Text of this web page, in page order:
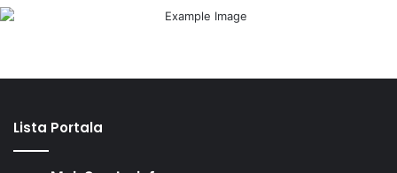
Lista Portala